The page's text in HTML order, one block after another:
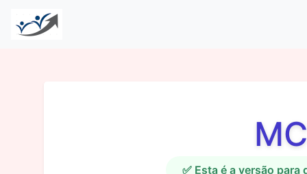
✅ Esta é a versão